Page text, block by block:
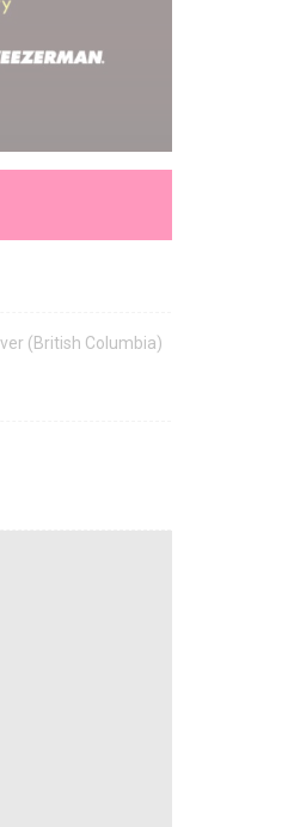
(British Columbia)